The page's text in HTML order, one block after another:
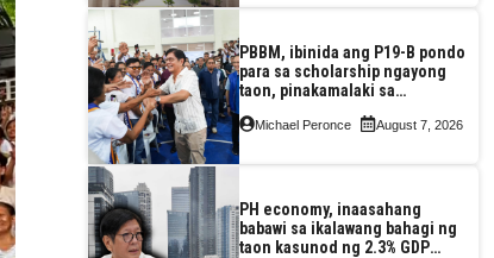
PBBM, ibinida ang P19-B pondo
para sa scholarship ngayong
taon, pinakamalaki sa
Michael Peronce August 7, 2026
PH economy, inaasahang
babawi sa ikalawang bahagi ng
taon kasunod ng 2.3% GDP